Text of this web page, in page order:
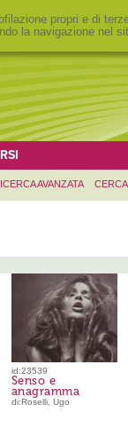
propri e di
la navigazione nel
AVANZATA
id:23539
Senso e
anagramma
di:Roselli, Ugo